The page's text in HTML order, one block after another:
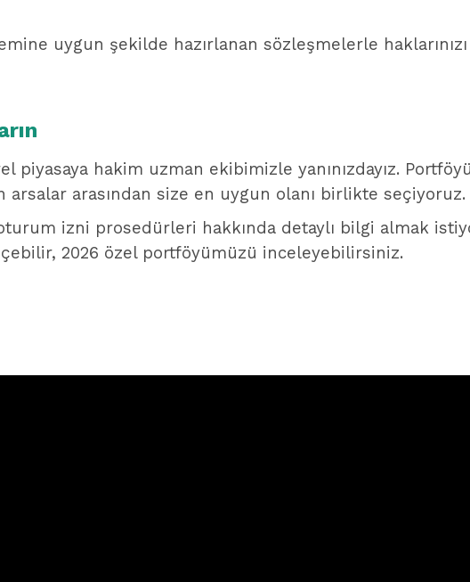
uygun şekilde hazırlanan sözleşmelerle haklarınızı
piyasaya hakim uzman ekibimizle yanınızdayız.
arasından size en uygun olanı birlikte seçiyoruz.
izni prosedürleri hakkında detaylı bilgi almak
2026 özel portföyümüzü inceleyebilirsiniz.